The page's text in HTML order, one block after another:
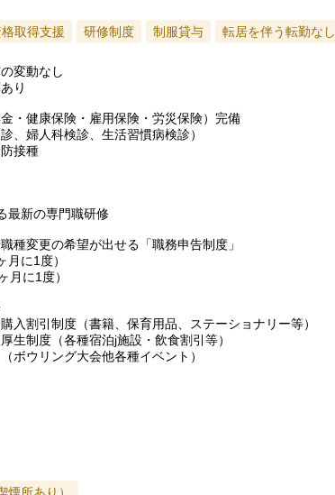
格取得支援 研修制度 制服貸与 転居を伴う転勤なし
変動なし
り
・健康保険・雇用保険・労災保険）完備
、婦人科検診、生活習慣病検診）
接種
最新の専門職研修
種変更の希望が出せる「職務申告制度」
月に1度）
月に1度）
入割引制度（書籍、保育用品、ステーショナリー等）
生制度（各種宿泊j施設・飲食割引等）
ボウリング大会他各種イベント）